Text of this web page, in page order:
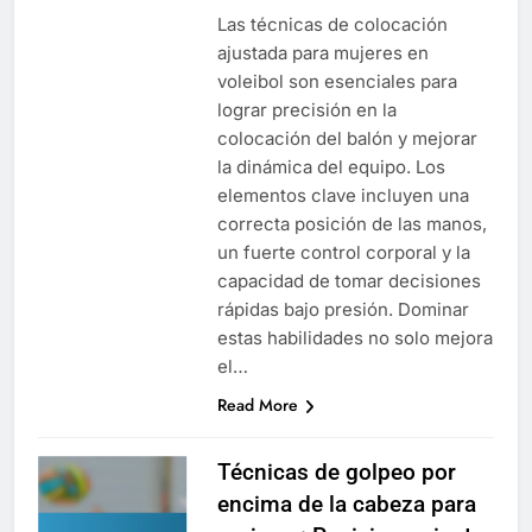
Las técnicas de colocación
ajustada para mujeres en
voleibol son esenciales para
lograr precisión en la
colocación del balón y mejorar
la dinámica del equipo. Los
elementos clave incluyen una
correcta posición de las manos,
un fuerte control corporal y la
capacidad de tomar decisiones
rápidas bajo presión. Dominar
estas habilidades no solo mejora
el…
Read More
Técnicas de golpeo por
encima de la cabeza para